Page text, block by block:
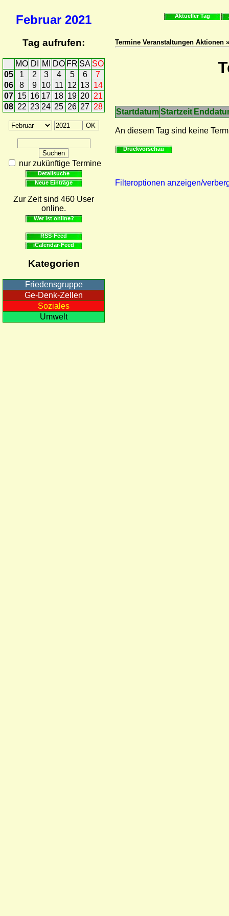
Februar 2021
Tag aufrufen:
MO DI MI DO FR SA SO
05
1 2 3 4 5 6
7
06
8 9 10 11 12 13 14
07 15 16 17 18 19 20 21
08 22 23 24 25 26 27 28
nur zukünftige Termine
Detailsuche
Neue Einträge
Zur Zeit sind 460 User
online.
Wer ist online?
RSS-Feed
iCalendar-Feed
Kategorien
Friedensgruppe
Ge-Denk-Zellen
Soziales
Umwelt
Aktueller Tag
Termine Veranstaltungen Aktionen
StartdatumStartzeit
An diesem Tag sind keine
Druckvorschau
Filteroptionen anzeigen/